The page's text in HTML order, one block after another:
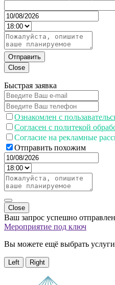
Отправить
Close
Быстрая заявка
Ознакомлен с
Согласен с политекой
Согласие на рекламные
Отправить похожим
Close
Ваш запрос успешно отправлен
Мероприятие под ключ
Вы можете ещё выбрать услуги
Left Right